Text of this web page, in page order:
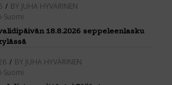
/ BY JUHA HYVÄRINEN
Suomi
18.8.2026 seppeleenlasku
/ BY JUHA HYVÄRINEN
Suomi